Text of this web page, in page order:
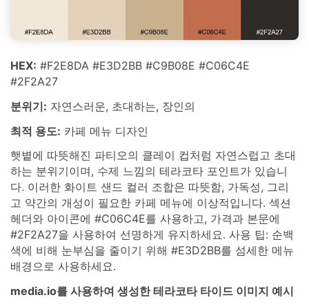
HEX: #F2E8DA #E3D2BB #C9B08E #C06C4E
#2F2A27
분위기: 자연스러운, 초대하는, 장인의
최적 용도: 카페 메뉴 디자인
햇볕에 따뜻해진 파티오의 클레이 컵처럼 자연스럽고 초대
하는 분위기이며, 수제 느낌의 테라코타 포인트가 있습니
다. 이러한 화이트 샌드 컬러 조합은 따뜻함, 가독성, 그리
고 약간의 개성이 필요한 카페 메뉴에 이상적입니다. 섹션
헤더와 아이콘에 #C06C4E를 사용하고, 가격과 본문에
#2F2A27을 사용하여 선명하게 유지하세요. 사용 팁: 순백
색에 비해 눈부심을 줄이기 위해 #E3D2BB를 섬세한 메뉴
배경으로 사용하세요.
media.io를 사용하여 생성한 테라코타 타이드 이미지 예시